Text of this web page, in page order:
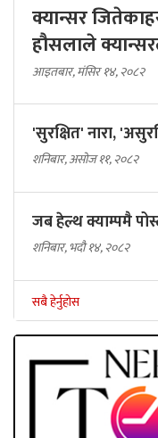
क्यान्सर
हौसलाले
आइतबार, मंसिर १४, २०८२
'सुरक्षित' नारा,
शनिबार, असोज ११, २०८२
जब हेल्थ क्याम्पमै
शनिबार, भदौ १४, २०८२
सबै हेर्नुहोस